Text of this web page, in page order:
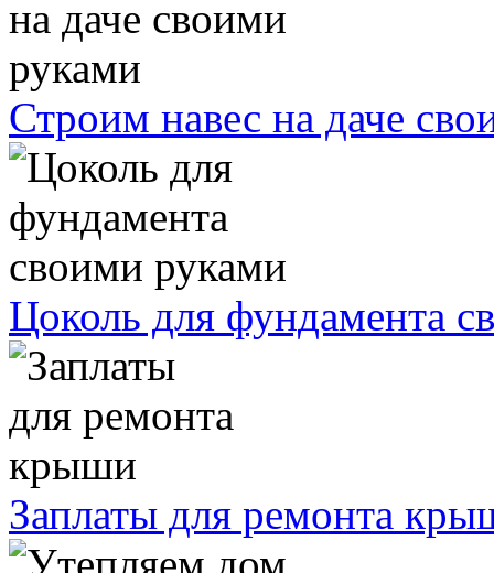
Строим навес на даче
Цоколь для фундамента
Заплаты для ремонта